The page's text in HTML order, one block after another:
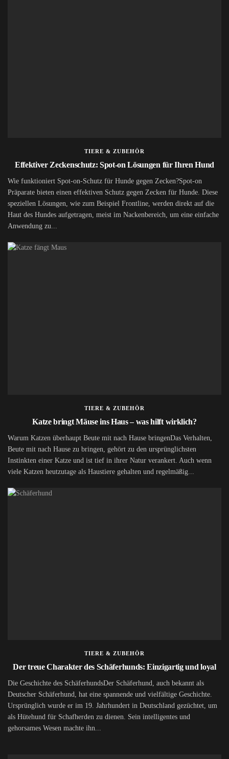
TIERE & ZUBEHÖR
Effektiver Zeckenschutz: Spot-on Lösungen für Ihren Hund
Wie funktioniert Spot-on-Schutz für Hunde gegen Zecken?Spot-on
Präparate bieten einen effektiven Schutz gegen Zecken für Hunde. Diese
speziellen Lösungen, wie zum Beispiel Frontline, werden direkt auf die
Haut des Hundes aufgetragen, meist im Nackenbereich, um eine einfache
Anwendung zu...
TIERE & ZUBEHÖR
Katze bringt Mäuse ins Haus – was hilft wirklich?
Warum Katzen überhaupt Beute mit nach Hause bringenDas Verhalten,
Beute mit nach Hause zu bringen, gehört zu den ursprünglichsten
Instinkten einer Katze und ist tief in ihrer Natur verankert. Auch wenn
viele Katzen heutzutage als Haustiere gehalten und regelmäßig...
TIERE & ZUBEHÖR
Der treue Charakter des Schäferhunds: Einzigartig und loyal
Die Geschichte des SchäferhundsDer Schäferhund, auch bekannt als
Deutscher Schäferhund, hat eine spannende und vielfältige Geschichte.
Ursprünglich wurde er im 19. Jahrhundert in Deutschland gezüchtet, um
als Hütehund für Schafherden zu dienen. Sein intelligentes und
gehorsames Wesen machte ihn...